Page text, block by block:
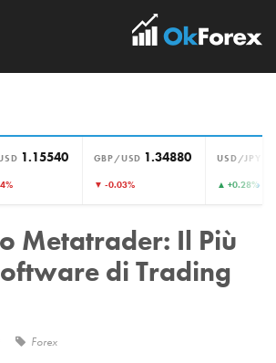
1.15540 GBP/USD 1.34880
▼ -0.03%
USD/JPY
▲ +0.28%
›
Metatrader: Il Più
di Trading
Forex